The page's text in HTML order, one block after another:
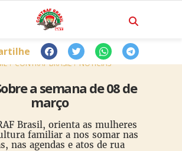
CONTRAF BRASIL NOTÍCIAS
a semana de 08 de
março
Brasil, orienta as mulheres
familiar a nos somar nas
nas agendas e atos de rua